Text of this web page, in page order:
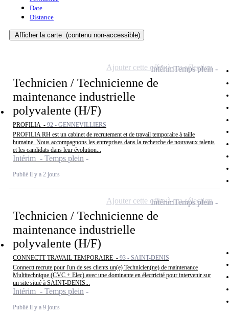
Date
Distance
Afficher la carte (contenu non-accessible)
Technicien / Technicienne de
maintenance industrielle
polyvalente (H/F)
PROFILIA - 92 - GENNEVILLIERS
PROFILIA RH est un cabinet de recrutement et de travail temporaire à taille
humaine. Nous accompagnons les entreprises dans la recherche de nouveaux talents
et les candidats dans leur évolution...
Intérim - Temps plein
Publié il y a 2 jours
IntérimTemps plein
Ajouter cette offre à ma sélection
Technicien / Technicienne de
maintenance industrielle
polyvalente (H/F)
CONNECTT TRAVAIL TEMPORAIRE - 93 - SAINT-DENIS
Connectt recrute pour l'un de ses clients un(e) Technicien(ne) de maintenance
Multitechnique (CVC + Elec) avec une dominante en électricité pour intervenir sur
un site situé à SAINT-DENIS...
Intérim - Temps plein
Publié il y a 9 jours
IntérimTemps plein
Ajouter cette offre à ma sélection